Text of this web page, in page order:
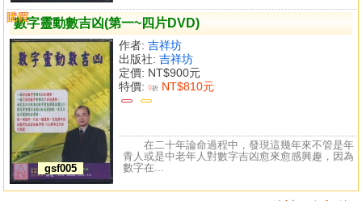
數字靈動數吉凶(第一~四片DVD)
gsf005
作者: 吉祥坊
出版社: 吉祥坊
定價: NT$900元
特價: 9折 NT$810元
購買
比較
在二十年論命過程中，發現這幾年來不管是年
青人或是中老年人對數字吉凶愈來愈感興趣，因為
數字在...